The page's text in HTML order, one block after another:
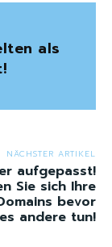
als
NÄCHSTER ARTIKEL
aufgepasst!
Sie sich Ihre
bevor
es andere tun!